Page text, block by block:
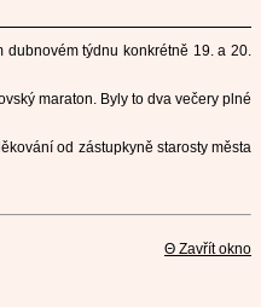
týdnu konkrétně 19. a 20.
maraton. Byly to dva večery plné
od zástupkyně starosty města
Θ Zavřít okno